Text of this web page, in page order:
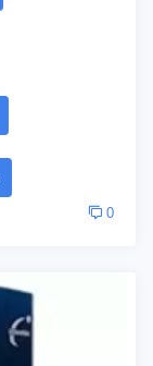
0